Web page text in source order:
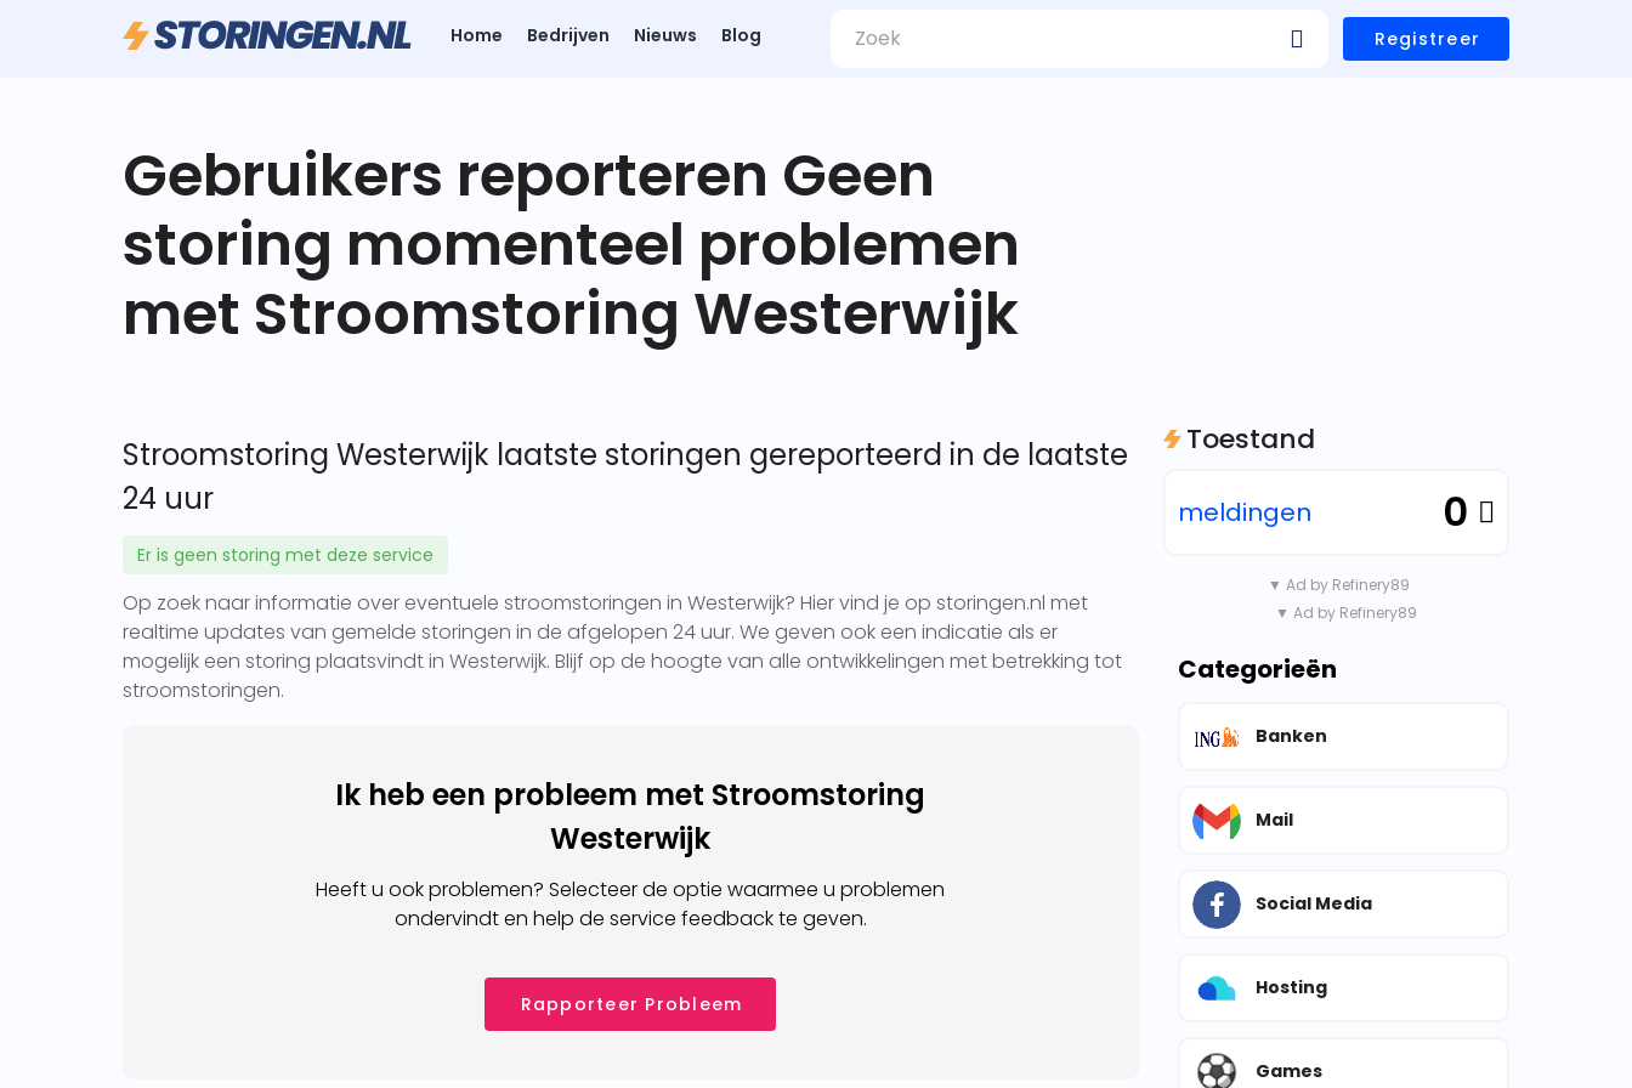
Home Bedrijven Nieuws Blog Registreer
Gebruikers reporteren Geen
storing momenteel problemen
met Stroomstoring Westerwijk
Stroomstoring Westerwijk laatste storingen gereporteerd in de laatste
24 uur
Er is geen storing met deze service
Op zoek naar informatie over eventuele stroomstoringen in Westerwijk? Hier vind je op storingen.nl met
realtime updates van gemelde storingen in de afgelopen 24 uur. We geven ook een indicatie als er
mogelijk een storing plaatsvindt in Westerwijk. Blijf op de hoogte van alle ontwikkelingen met betrekking tot
stroomstoringen.
Ik heb een probleem met Stroomstoring
Westerwijk
Heeft u ook problemen? Selecteer de optie waarmee u problemen
ondervindt en help de service feedback te geven.
Rapporteer Probleem
Toestand
meldingen 0
▼ Ad by Refinery89
▼ Ad by Refinery89
Categorieën
Banken
Mail
Social Media
Hosting
Games